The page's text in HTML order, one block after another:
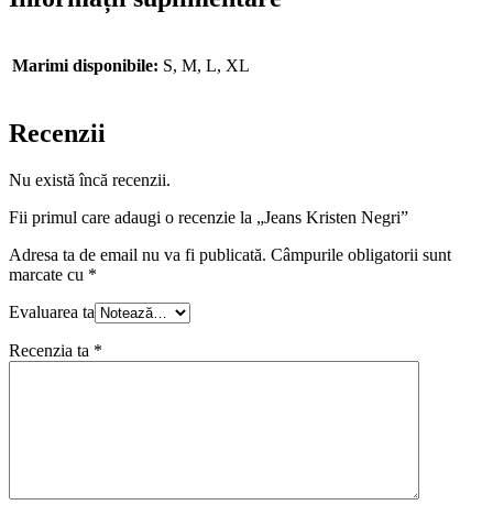
Marimi disponibile: S, M, L, XL
Recenzii
Nu există încă recenzii.
Fii primul care adaugi o recenzie la „Jeans Kristen Negri”
Adresa ta de email nu va fi publicată. Câmpurile obligatorii sunt
marcate cu *
Evaluarea ta
Recenzia ta *